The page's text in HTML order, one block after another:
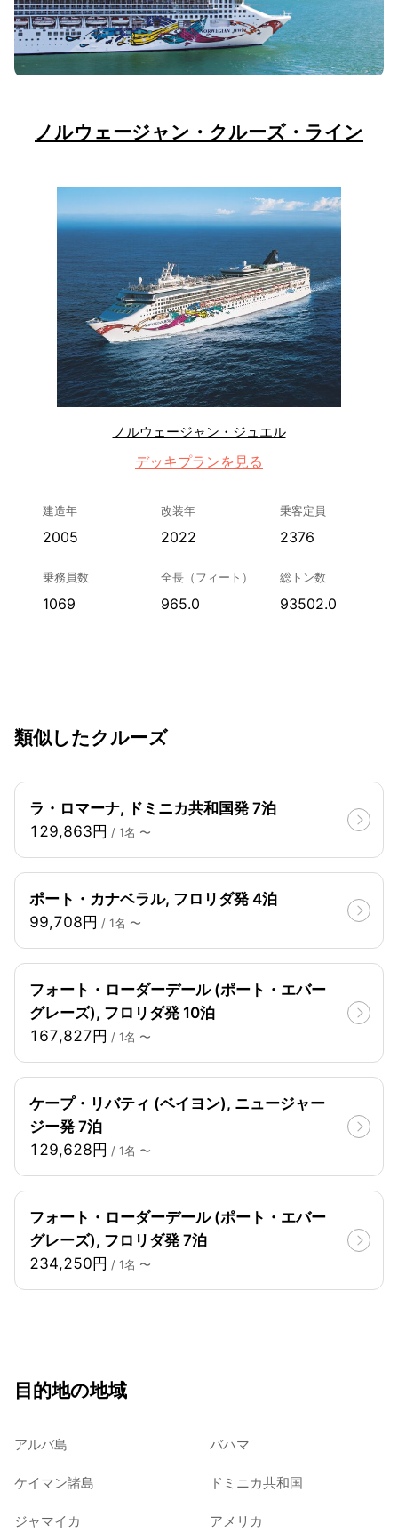
ノルウェージャン・クルーズ・ライン
ノルウェージャン・ジュエル
デッキプランを見る
建造年
2005
改装年
2022
乗客定員
2376
乗務員数
1069
全長（フィート）
965.0
総トン数
93502.0
類似したクルーズ
ラ・ロマーナ, ドミニカ共和国発 7泊
129,863円 / 1名 〜
ポート・カナベラル, フロリダ発 4泊
99,708円 / 1名 〜
フォート・ローダーデール (ポート・エバー
グレーズ), フロリダ発 10泊
167,827円 / 1名 〜
ケープ・リバティ (ベイヨン), ニュージャー
ジー発 7泊
129,628円 / 1名 〜
フォート・ローダーデール (ポート・エバー
グレーズ), フロリダ発 7泊
234,250円 / 1名 〜
目的地の地域
アルバ島 バハマ
ケイマン諸島 ドミニカ共和国
ジャマイカ アメリカ